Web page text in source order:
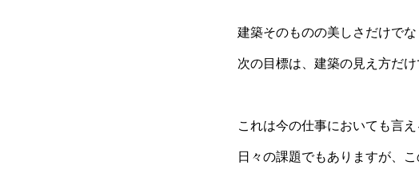
建築そのものの美しさだけで
次の目標は、建築の見え方だ
これは今の仕事においても言
日々の課題でもありますが、